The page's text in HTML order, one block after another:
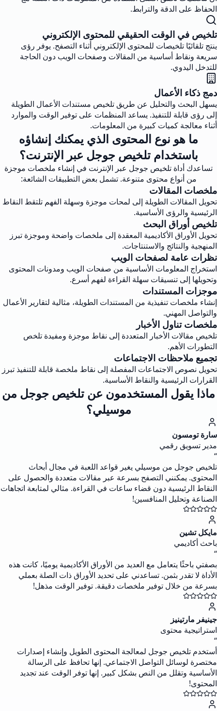
الحفاظ على الدقة والترابط.
تلخيص في الوقت الحقيقي للمحتوى الإلكتروني
ينتج تلقائيًا تلخيصات للمحتوى الإلكتروني أثناء التصفح. يوفر رؤى
سريعة ونقاط أساسية من المقالات وصفحات الويب دون الحاجة
للتدخل اليدوي.
دمج ذكاء الأعمال
يسهل البحث والتحليل عن طريق تلخيص مستندات الأعمال الطويلة
إلى رؤى قابلة للتنفيذ. يساعد المنظمات على توفير الوقت والموارد
أثناء معالجة كميات كبيرة من المعلومات.
ما هو نوع المحتوى الذي يمكنك إنشاؤه
باستخدام تلخيص جوجل عبر الإنترنت؟
تساعدك أداة تلخيص جوجل عبر الإنترنت في إنشاء ملخصات موجزة
من أنواع محتوى متنوعة. تشمل بعض التطبيقات الشائعة:
ملخصات المقالات
تحويل المقالات الطويلة إلى لمحات موجزة وسهلة الفهم تلتقط النقاط
الرئيسية والرؤى الأساسية.
تلخيص أوراق البحث
تحويل الأوراق الأكاديمية المعقدة إلى ملخصات واضحة وموجزة تبرز
المنهجية والنتائج والاستنتاجات.
نظرات عامة لصفحات الويب
استخراج المعلومات الأساسية من صفحات الويب ومدونات المحتوى
وتحويلها إلى تنسيقات سهلة القراءة لفهم أسرع.
موجزات المستندات
إنشاء ملخصات تنفيذية من المستندات الطويلة، مثالية لتقارير الأعمال
والتواصل المهني.
ملخصات تناول الأخبار
تلخيص مقالات الأخبار المتعددة إلى نقاط موجزة ومفيدة تلخص
التطورات الأهم.
تجميع ملاحظات الاجتماعات
تحويل نصوص الاجتماعات المفصلة إلى نقاط ملخصة قابلة للتنفيذ تبرز
القرارات الرئيسية والنقاط الأساسية.
ماذا يقول المستخدمون عن تلخيص جوجل من
موسيلي؟
سارة تومسون
مدير تسويق رقمي
“
تلخيص جوجل من موسيلي يغير قواعد اللعبة في مجال أبحاث
المحتوى. يمكنني التصفح بسرعة عبر مقالات متعددة والحصول على
النقاط الرئيسية دون قضاء ساعات في القراءة. مثالي لمتابعة اتجاهات
الصناعة وتحليل المنافسين!
مايكل تشين
باحث أكاديمي
“
بصفتي باحثًا يتعامل مع العديد من الأوراق الأكاديمية يوميًا، كانت هذه
الأداة لا تقدر بثمن. تساعدني على تحديد الأوراق ذات الصلة بعملي
بسرعة من خلال توفير ملخصات دقيقة. توفير الوقت مذهل!
جينيفر مارتينيز
استراتيجية محتوى
“
أستخدم تلخيص جوجل لمعالجة المحتوى الطويل وإنشاء إصدارات
مختصرة لوسائل التواصل الاجتماعي. إنها تحافظ على الرسالة
الأساسية وتقلل من النص بشكل كبير. إنها توفر الوقت عند تجديد
المحتوى!